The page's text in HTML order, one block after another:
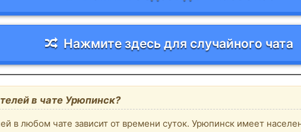
Нажмите здесь для случайного чата
в чате Урюпинск?
в любом чате зависит от времени суток. Урюпинск имеет